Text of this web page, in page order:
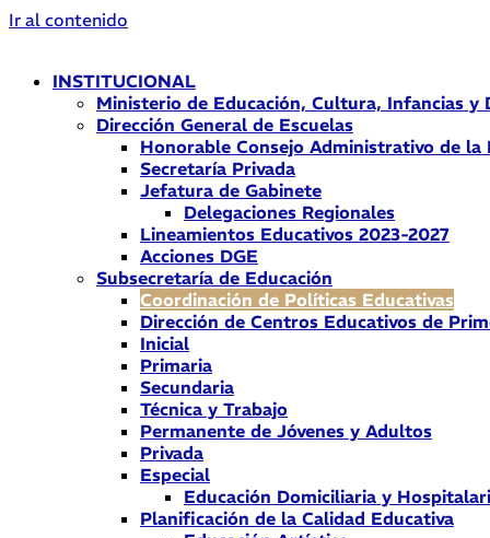
Ir al contenido
INSTITUCIONAL
Ministerio de Educación, Cultura, Infancias y
Dirección General de Escuelas
Honorable Consejo Administrativo de la
Secretaría Privada
Jefatura de Gabinete
Delegaciones Regionales
Lineamientos Educativos 2023-2027
Acciones DGE
Subsecretaría de Educación
Coordinación de Políticas Educativas
Dirección de Centros Educativos de
Inicial
Primaria
Secundaria
Técnica y Trabajo
Permanente de Jóvenes y Adultos
Privada
Especial
Educación Domiciliaria y
Planificación de la Calidad Educativa